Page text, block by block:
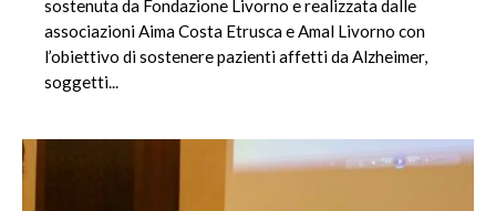
sostenuta da Fondazione Livorno e realizzata dalle
associazioni Aima Costa Etrusca e Amal Livorno con
l’obiettivo di sostenere pazienti affetti da Alzheimer,
soggetti...